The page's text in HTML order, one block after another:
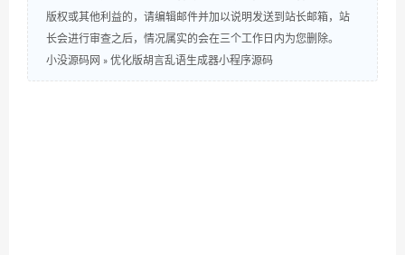
版权或其他利益的，请编辑邮件并加以说明发送到站长邮箱，站
长会进行审查之后，情况属实的会在三个工作日内为您删除。
小没源码网 » 优化版胡言乱语生成器小程序源码